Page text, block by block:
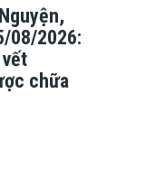
08/2026:
chữa